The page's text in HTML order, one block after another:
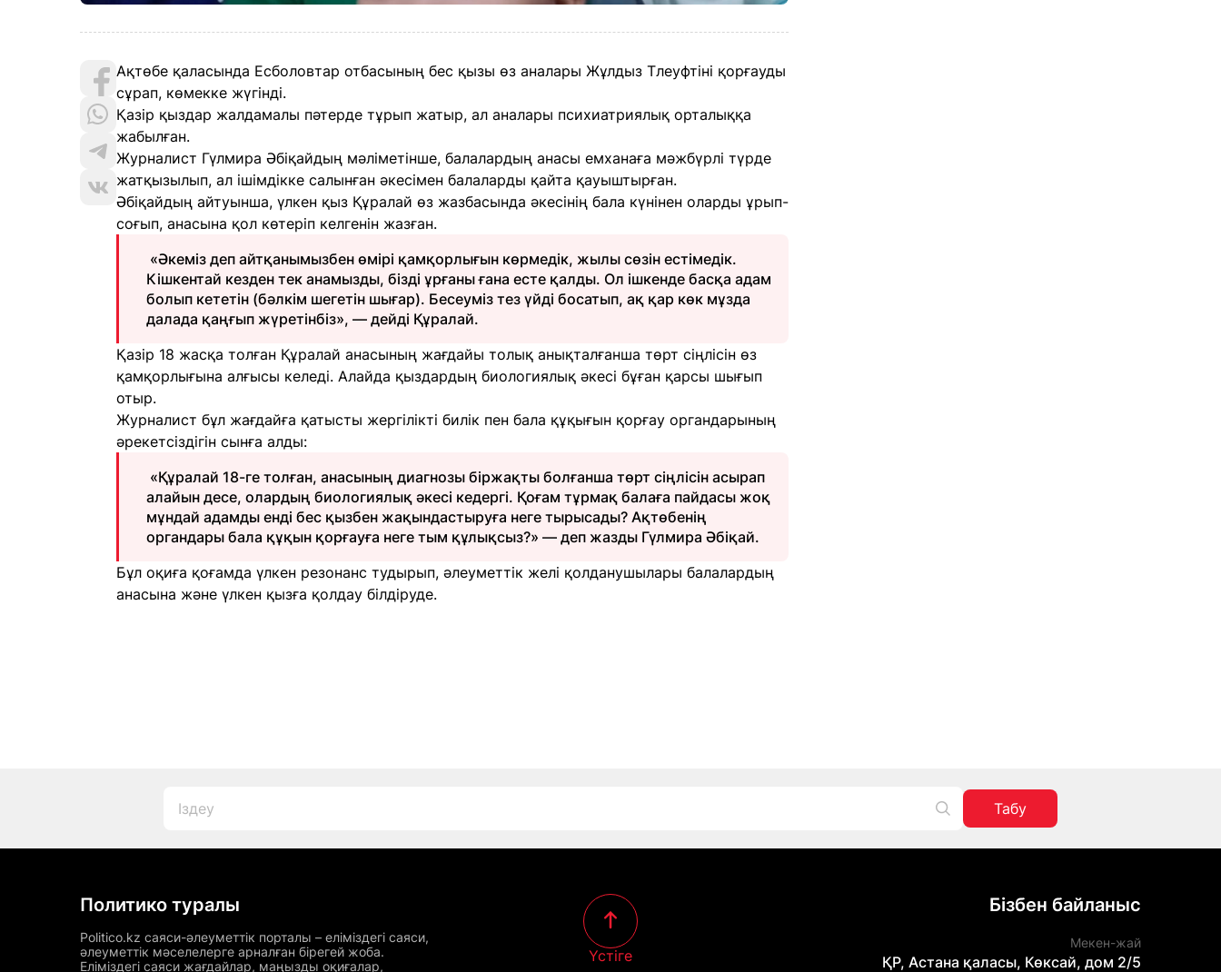
Ақтөбе қаласында Есболовтар отбасының бес қызы өз аналары Жұлдыз Тлеуфтіні қорғауды
сұрап, көмекке жүгінді.
Қазір қыздар жалдамалы пәтерде тұрып жатыр, ал аналары психиатриялық орталыққа
жабылған.
Журналист Гүлмира Әбіқайдың мәліметінше, балалардың анасы емханаға мәжбүрлі түрде
жатқызылып, ал ішімдікке салынған әкесімен балаларды қайта қауыштырған.
Әбіқайдың айтуынша, үлкен қыз Құралай өз жазбасында әкесінің бала күнінен оларды ұрып-
соғып, анасына қол көтеріп келгенін жазған.
«Әкеміз деп айтқанымызбен өмірі қамқорлығын көрмедік, жылы сөзін естімедік.
Кішкентай кезден тек анамызды, бізді ұрғаны ғана есте қалды. Ол ішкенде басқа адам
болып кететін (бәлкім шегетін шығар). Бесеуміз тез үйді босатып, ақ қар көк мұзда
далада қаңғып жүретінбіз», — дейді Құралай.
Қазір 18 жасқа толған Құралай анасының жағдайы толық анықталғанша төрт сіңлісін өз
қамқорлығына алғысы келеді. Алайда қыздардың биологиялық әкесі бұған қарсы шығып
отыр.
Журналист бұл жағдайға қатысты жергілікті билік пен бала құқығын қорғау органдарының
әрекетсіздігін сынға алды:
«Құралай 18-ге толған, анасының диагнозы біржақты болғанша төрт сіңлісін асырап
алайын десе, олардың биологиялық әкесі кедергі. Қоғам тұрмақ балаға пайдасы жоқ
мұндай адамды енді бес қызбен жақындастыруға неге тырысады? Ақтөбенің
органдары бала құқын қорғауға неге тым құлықсыз?» — деп жазды Гүлмира Әбіқай.
Бұл оқиға қоғамда үлкен резонанс тудырып, әлеуметтік желі қолданушылары балалардың
анасына және үлкен қызға қолдау білдіруде.
Табу
Политико туралы
Politico.kz саяси-әлеуметтік порталы – еліміздегі саяси,
әлеуметтік мәселелерге арналған бірегей жоба.
Еліміздегі саяси жағдайлар, маңызды оқиғалар,
Үстіге
Бізбен байланыс
Мекен-жай
ҚР, Астана қаласы, Көксай, дом 2/5